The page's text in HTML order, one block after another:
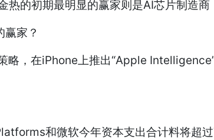
的初期最明显的赢家则是AI芯片制造商
家？
，在iPhone上推出“Apple
和微软今年资本支出合计料将超